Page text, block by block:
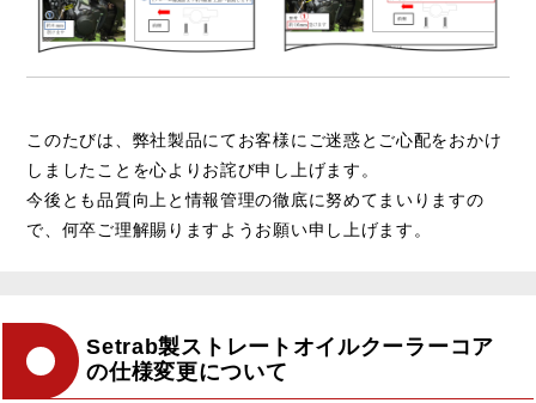
このたびは、弊社製品にてお客様にご迷惑とご心配をおかけ
しましたことを心よりお詫び申し上げます。
今後とも品質向上と情報管理の徹底に努めてまいりますの
で、何卒ご理解賜りますようお願い申し上げます。
Setrab製ストレートオイルクーラーコア
の仕様変更について